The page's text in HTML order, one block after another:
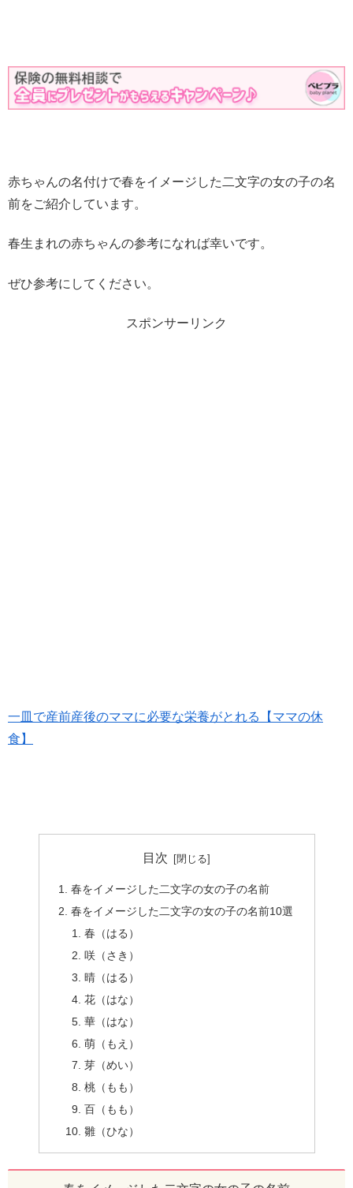
赤ちゃんの名付けで春をイメージした二文字の女の子の名
前をご紹介しています。
春生まれの赤ちゃんの参考になれば幸いです。
ぜひ参考にしてください。
スポンサーリンク
一皿で産前産後のママに必要な栄養がとれる【ママの休
食】
目次
春をイメージした二文字の女の子の名前
春をイメージした二文字の女の子の名前10選
春（はる）
咲（さき）
晴（はる）
花（はな）
華（はな）
萌（もえ）
芽（めい）
桃（もも）
百（もも）
雛（ひな）